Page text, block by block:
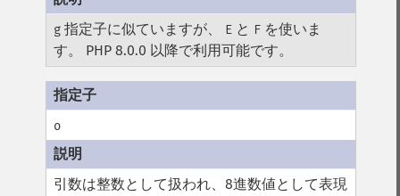
g 指定子に似ていますが、 E と F を使いま
す。 PHP 8.0.0 以降で利用可能です。
o
引数は整数として扱われ、8進数値として表現